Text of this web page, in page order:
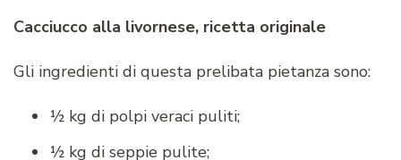
Cacciucco alla livornese, ricetta originale
Gli ingredienti di questa prelibata pietanza sono:
½ kg di polpi veraci puliti;
½ kg di seppie pulite;